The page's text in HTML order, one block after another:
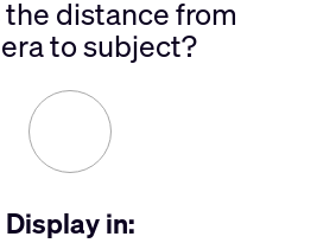
distance from
to subject?
Display in: